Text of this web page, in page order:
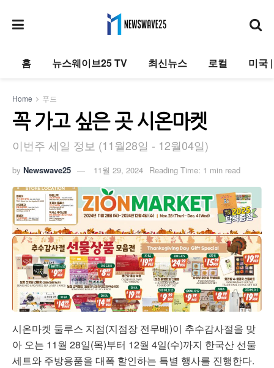
홈 뉴스웨이브25 TV 최신뉴스 로컬 미국
Home 푸드
꼭 가고 싶은 곳 시온마켓
이번주 세일 정보 (11월28일 - 12월04일)
by Newswave25 11월 29, 2024 Reading Time: 1 min read
시온마켓 둘루스 지점(지점장 전무배)이 추수감사절을 맞
아 오는 11월 28일(목)부터 12월 4일(수)까지 한국산 선물
세트와 주방용품을 대폭 할인하는 특별 행사를 진행한다.